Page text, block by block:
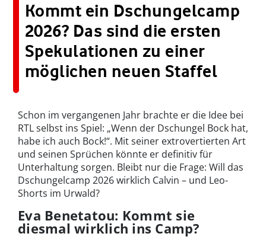
Kommt ein Dschungelcamp
2026? Das sind die ersten
Spekulationen zu einer
möglichen neuen Staffel
Schon im vergangenen Jahr brachte er die Idee bei
RTL selbst ins Spiel: „Wenn der Dschungel Bock hat,
habe ich auch Bock!“. Mit seiner extrovertierten Art
und seinen Sprüchen könnte er definitiv für
Unterhaltung sorgen. Bleibt nur die Frage: Will das
Dschungelcamp 2026 wirklich Calvin – und Leo-
Shorts im Urwald?
Eva Benetatou: Kommt sie
diesmal wirklich ins Camp?